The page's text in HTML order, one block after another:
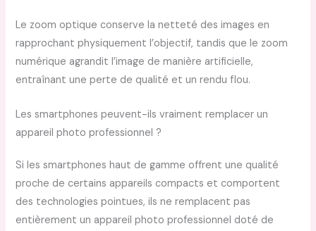
Le zoom optique conserve la netteté des images en
rapprochant physiquement l’objectif, tandis que le zoom
numérique agrandit l’image de manière artificielle,
entraînant une perte de qualité et un rendu flou.
Les smartphones peuvent-ils vraiment remplacer un
appareil photo professionnel ?
Si les smartphones haut de gamme offrent une qualité
proche de certains appareils compacts et comportent
des technologies pointues, ils ne remplacent pas
entièrement un appareil photo professionnel doté de